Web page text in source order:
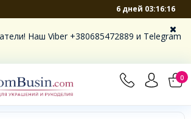
6 дней 03:16:15
Наш Viber +380685472889 и Telegram
0